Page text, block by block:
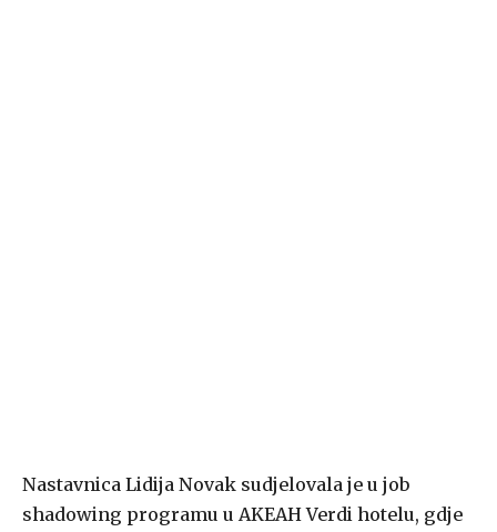
Nastavnica Lidija Novak sudjelovala je u job
shadowing programu u AKEAH Verdi hotelu, gdje